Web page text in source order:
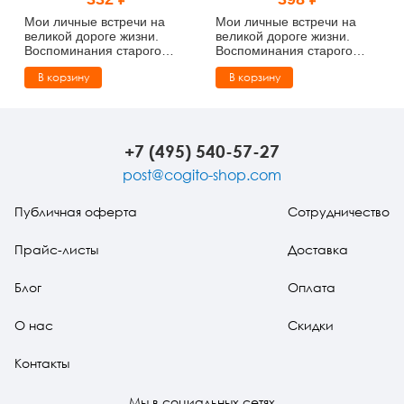
Тревожные расстройства, панические атаки
Психодрама
Сказкотерапия
Психология труда и эргономика
Психофизиология
Социальная и организационная психология
Учебная литература
Мои личные встречи на
великой дороге жизни.
Воспоминания старого
психолога (pdf)
В корзину
Мои личные встречи на
великой дороге жизни.
Воспоминания старого
психолога
В корзину
+7 (495) 540-57-27
post@cogito-shop.com
Публичная оферта
Прайс-листы
Блог
О нас
Контакты
Сотрудничество
Доставка
Оплата
Скидки